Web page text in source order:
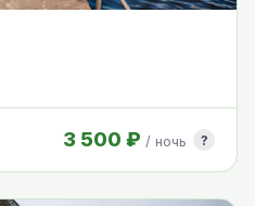
3 500 ₽ / ночь ?